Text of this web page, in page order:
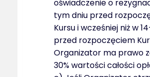
oświadczenie o
tym dniu przed
Kursu i wcześniej niż w
przed rozpoczęciem
Organizator ma prawo
30% wartości całości